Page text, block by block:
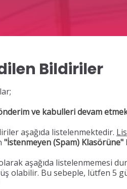
Bildiriler
ve kabulleri devam
aşağıda listelenmektedir.
"İstenmeyen (Spam) Klasörüne"
aşağıda listelenmemesi
olabilir. Bu sebeple, lütfen 5